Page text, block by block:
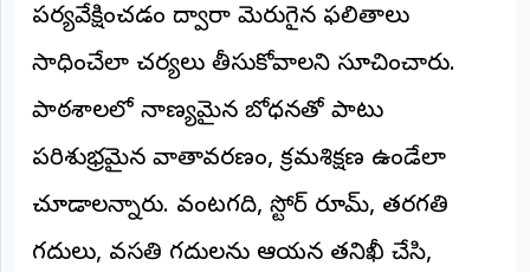
పర్యవేక్షించడం ద్వారా మెరుగైన ఫలితాలు
సాధించేలా చర్యలు తీసుకోవాలని సూచించారు.
పాఠశాలలో నాణ్యమైన బోధనతో పాటు
పరిశుభ్రమైన వాతావరణం, క్రమశిక్షణ ఉండేలా
చూడాలన్నారు. వంటగది, స్టోర్ రూమ్, తరగతి
గదులు, వసతి గదులను ఆయన తనిఖీ చేసి,